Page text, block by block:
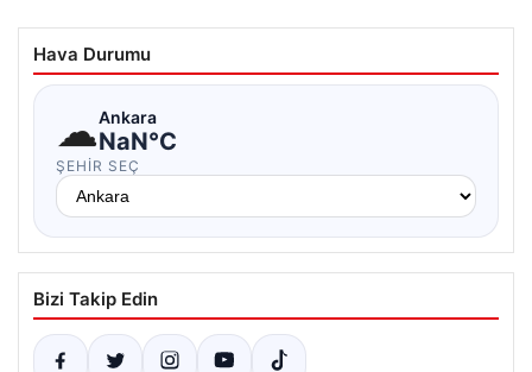
Hava Durumu
☁Ankara
NaN°C
ŞEHIR SEÇ
Bizi Takip Edin